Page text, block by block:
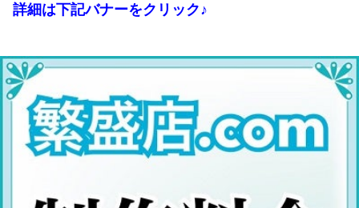
詳細は下記バナーをクリック♪